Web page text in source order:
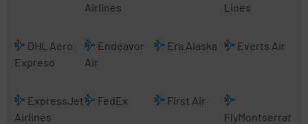
Airlines
Lines
DHL Aero
Expreso
Endeavor
Air
Era Alaska Everts Air
ExpressJet
Airlines
FedEx
First Air
FlyMontserrat